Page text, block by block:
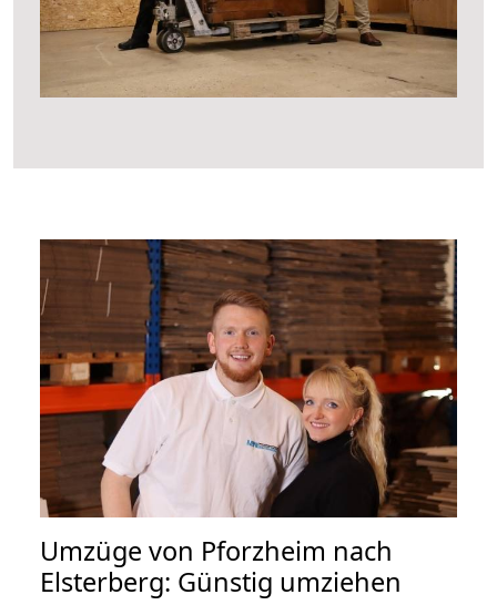
Umzüge von Pforzheim nach
Elsterberg: Günstig umziehen